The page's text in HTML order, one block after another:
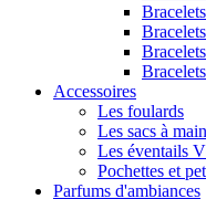
Accessoires
Les foulards
Les sacs à
Les éventails
Pochettes et
Parfums d'ambiances